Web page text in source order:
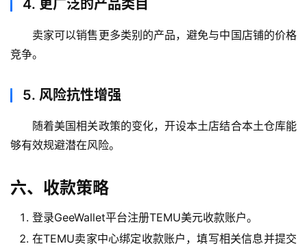
问
区
生
作
伴
专
4. 更广泛的产品类目
卖家可以销售更多类别的产品，避免与中国店铺的价格
竞争。
5. 风险抗性增强
随着美国相关政策的变化，开设本土店结合本土仓库能
够有效规避潜在风险。
六、收款策略
登录GeeWallet平台注册TEMU美元收款账户。
在TEMU卖家中心绑定收款账户，填写相关信息并提交